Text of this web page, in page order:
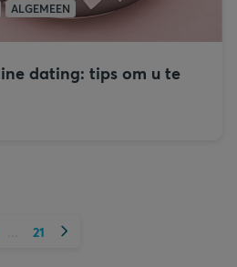
ALGEMEEN
dating: tips om u te
21 Volgende